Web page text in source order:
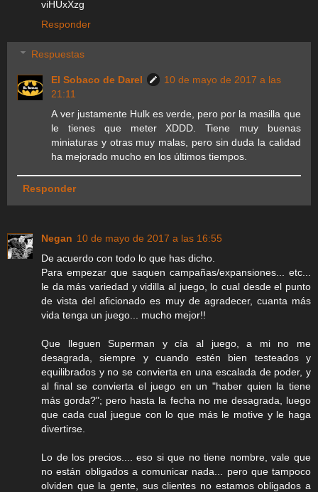
viHUxXzg
Responder
Respuestas
El Sobaco de Darel
10 de mayo de 2017 a las
21:11
A ver justamente Hulk es verde, pero por la masilla que
le tienes que meter XDDD. Tiene muy buenas
miniaturas y otras muy malas, pero sin duda la calidad
ha mejorado mucho en los últimos tiempos.
Responder
Negan 10 de mayo de 2017 a las 16:55
De acuerdo con todo lo que has dicho.
Para empezar que saquen campañas/expansiones... etc...
le da más variedad y vidilla al juego, lo cual desde el punto
de vista del aficionado es muy de agradecer, cuanta más
vida tenga un juego... mucho mejor!!
Que lleguen Superman y cía al juego, a mi no me
desagrada, siempre y cuando estén bien testeados y
equilibrados y no se convierta en una escalada de poder, y
al final se convierta el juego en un "haber quien la tiene
más gorda?"; pero hasta la fecha no me desagrada, luego
que cada cual juegue con lo que más le motive y le haga
divertirse.
Lo de los precios.... eso si que no tiene nombre, vale que
no están obligados a comunicar nada... pero que tampoco
olviden que la gente, sus clientes no estamos obligados a